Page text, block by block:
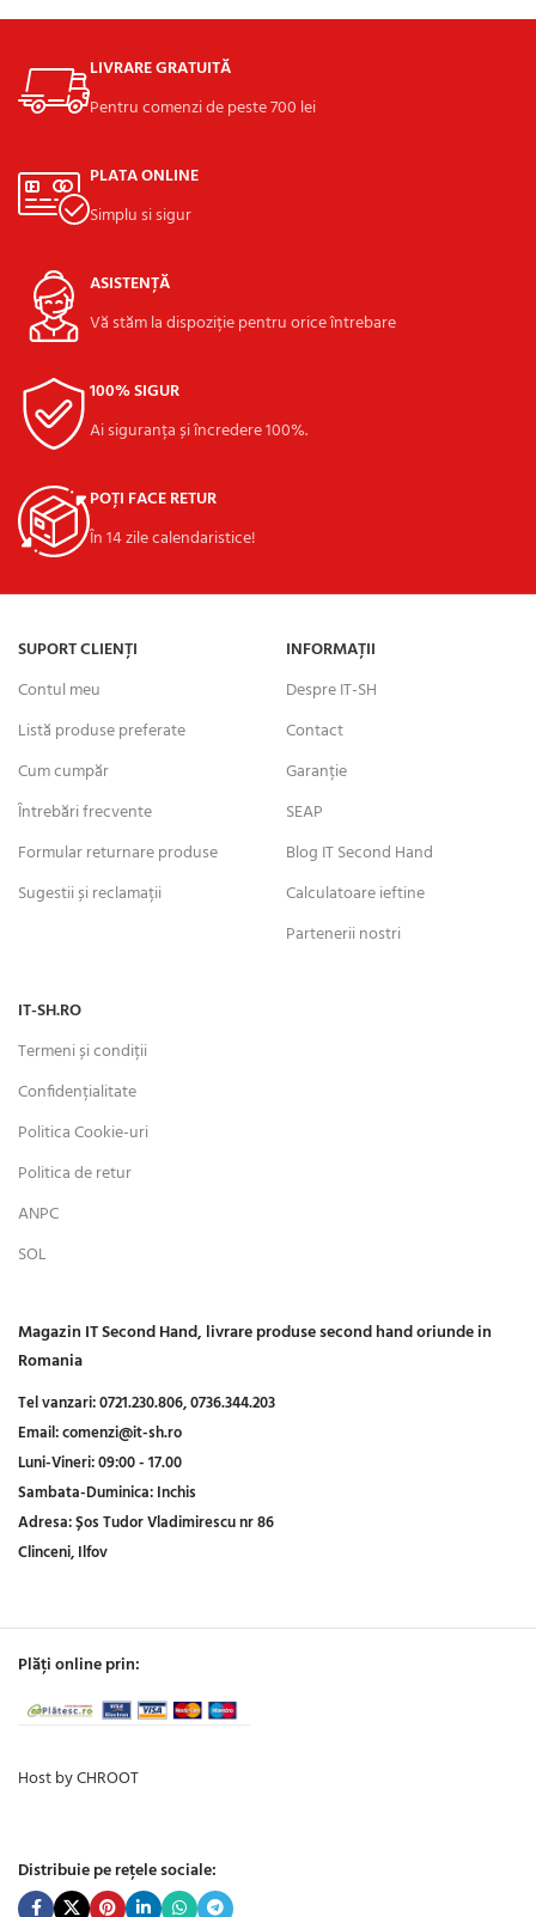
LIVRARE GRATUITĂ
Pentru comenzi de peste 700 lei
PLATA ONLINE
Simplu si sigur
ASISTENȚĂ
Vă stăm la dispoziție pentru orice întrebare
100% SIGUR
Ai siguranța și încredere 100%.
POȚI FACE RETUR
În 14 zile calendaristice!
SUPORT CLIENȚI
Contul meu
Listă produse preferate
Cum cumpăr
Întrebări frecvente
Formular returnare produse
Sugestii și reclamații
INFORMAȚII
Despre IT-SH
Contact
Garanție
SEAP
Blog IT Second Hand
Calculatoare ieftine
Partenerii nostri
IT-SH.RO
Termeni și condiții
Confidențialitate
Politica Cookie-uri
Politica de retur
ANPC
SOL
Magazin IT Second Hand, livrare produse second hand oriunde in
Romania
Tel vanzari:0721.230.806,0736.344.203
Email:comenzi@it-sh.ro
Luni-Vineri:09:00 - 17.00
Sambata-Duminica:Inchis
Adresa:Șos Tudor Vladimirescu nr 86
Clinceni, Ilfov
Plăți online prin:
Host by CHROOT
Distribuie pe rețele sociale: